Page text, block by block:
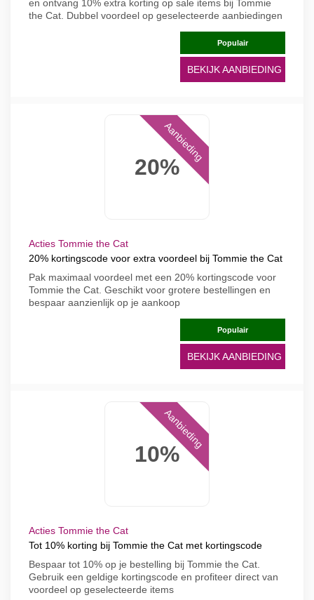
en ontvang 10% extra korting op sale items bij Tommie
the Cat. Dubbel voordeel op geselecteerde aanbiedingen
Populair
BEKIJK AANBIEDING
20%
Aanbieding
Acties Tommie the Cat
20% kortingscode voor extra voordeel bij Tommie the Cat
Pak maximaal voordeel met een 20% kortingscode voor
Tommie the Cat. Geschikt voor grotere bestellingen en
bespaar aanzienlijk op je aankoop
Populair
BEKIJK AANBIEDING
10%
Aanbieding
Acties Tommie the Cat
Tot 10% korting bij Tommie the Cat met kortingscode
Bespaar tot 10% op je bestelling bij Tommie the Cat.
Gebruik een geldige kortingscode en profiteer direct van
voordeel op geselecteerde items